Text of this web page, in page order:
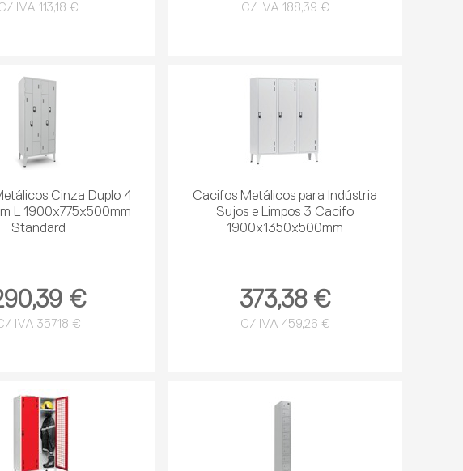
IVA 113,18 € C/ IVA 188,39 €
Cinza Duplo 4
L 1900x775x500mm
Standard
€
IVA 357,18 €
Cacifos Metálicos para Indústria
Sujos e Limpos 3 Cacifo
1900x1350x500mm
373,38 €
C/ IVA 459,26 €